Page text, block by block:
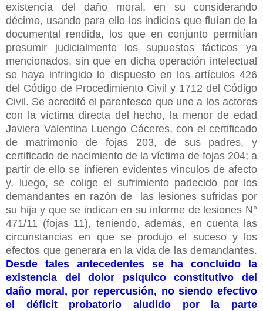
existencia del daño moral, en su considerando
décimo, usando para ello los indicios que fluían de la
documental rendida, los que en conjunto permitían
presumir judicialmente los supuestos fácticos ya
mencionados, sin que en dicha operación intelectual
se haya infringido lo dispuesto en los artículos 426
del Código de Procedimiento Civil y 1712 del Código
Civil. Se acreditó el parentesco que une a los actores
con la víctima directa del hecho, la menor de edad
Javiera Valentina Luengo Cáceres, con el certificado
de matrimonio de fojas 203, de sus padres, y
certificado de nacimiento de la víctima de fojas 204; a
partir de ello se infieren evidentes vínculos de afecto
y, luego, se colige el sufrimiento padecido por los
demandantes en razón de las lesiones sufridas por
su hija y que se indican en su informe de lesiones N°
471/11 (fojas 11), teniendo, además, en cuenta las
circunstancias en que se produjo el suceso y los
efectos que generara en la vida de las demandantes.
Desde tales antecedentes se ha concluido la
existencia del dolor psíquico constitutivo del
daño moral, por repercusión, no siendo efectivo
el déficit probatorio aludido por la parte